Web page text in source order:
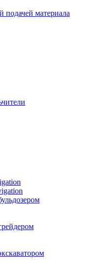
подачей материала